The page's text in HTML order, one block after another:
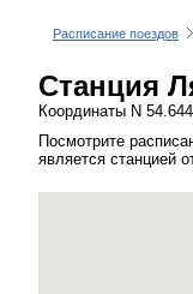
Расписание поездов
Станция
Координаты N
Посмотрите
является станцией